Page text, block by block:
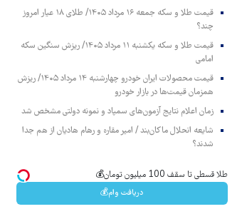
قیمت طلا و سکه جمعه ۱۶ مرداد ۱۴۰۵/ طلای ۱۸ عیار امروز
چند؟
قیمت طلا و سکه یکشنبه ۱۱ مرداد ۱۴۰۵/ ریزش سنگین سکه
امامی
قیمت محصولات ایران خودرو چهارشنبه ۱۴ مرداد ۱۴۰۵/ ریزش
همزمان قیمت‌ها در بازار خودرو
زمان اعلام نتایج آزمون‌های سمپاد و نمونه دولتی مشخص شد
شایعه انحلال ماکان‌بند / امیر مقاره و رهام هادیان از هم جدا
شدند؟
طلا قسطی تا سقف 100 میلیون تومان💰
دریافت وام💰